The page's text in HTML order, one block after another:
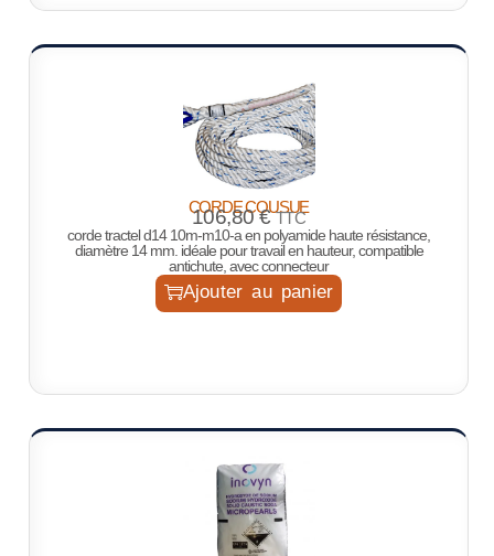
CORDE COUSUE
106,80€ TTC
corde tractel d14 10m-m10-a en polyamide haute résistance,
diamètre 14 mm. idéale pour travail en hauteur, compatible
antichute, avec connecteur
Ajouter au panier